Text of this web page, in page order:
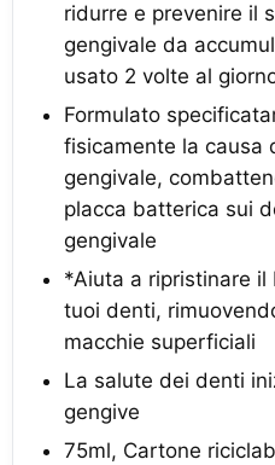
ridurre e prevenire il
gengivale da
usato 2 volte al
Formulato
fisicamente la causa
gengivale,
placca batterica sui
gengivale
*Aiuta a ripristinare
tuoi denti,
macchie superficiali
La salute dei denti
gengive
75ml, Cartone